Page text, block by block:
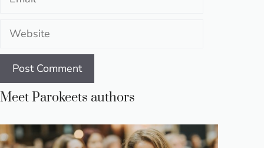
Website
Meet Parokeets authors